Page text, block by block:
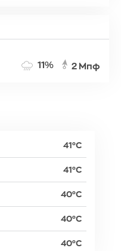
11% 2 Μπφ
41°C
41°C
40°C
40°C
40°C